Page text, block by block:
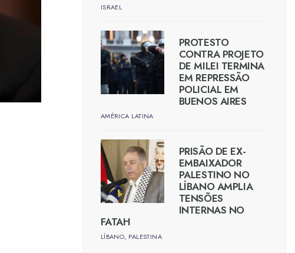
ISRAEL
PROTESTO
CONTRA PROJETO
DE MILEI TERMINA
EM REPRESSÃO
POLICIAL EM
BUENOS AIRES
AMÉRICA LATINA
PRISÃO DE EX-
EMBAIXADOR
PALESTINO NO
LÍBANO AMPLIA
TENSÕES
INTERNAS NO
FATAH
LÍBANO, PALESTINA